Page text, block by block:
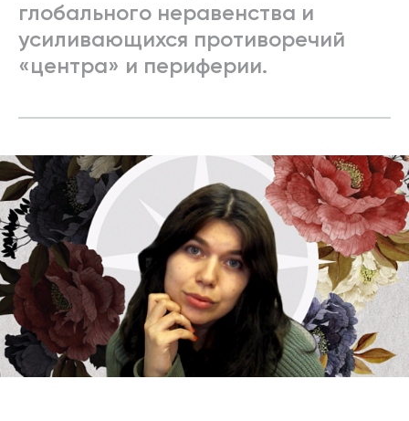
глобального неравенства и
усиливающихся противоречий
«центра» и периферии.